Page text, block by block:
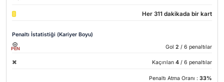
Her 311 dakikada bir kart
Penaltı İstatistiği (Kariyer Boyu)
PEN Gol 2 / 6 penaltılar
Kaçırılan 4 / 6 penaltılar
Penaltı Atma Oranı : 33%